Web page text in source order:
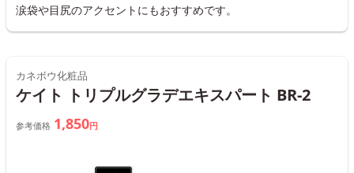
涙袋や目尻のアクセントにもおすすめです。
カネボウ化粧品
ケイト トリプルグラデエキスパート BR-2
参考価格 1,850円